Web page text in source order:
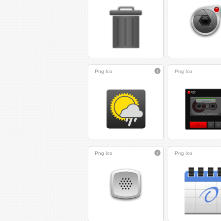
Png Ico Png Ico
Png Ico Png Ico